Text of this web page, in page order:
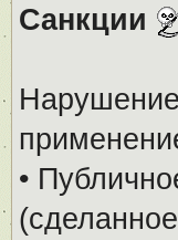
Санкции
•